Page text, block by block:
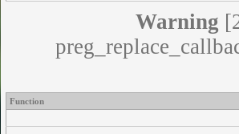
Warning
Function